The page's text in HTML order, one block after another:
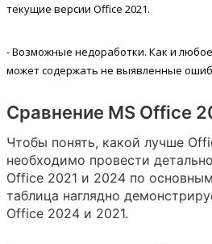
текущие версии Office 2021.
- Возможные недоработки. Как и
может содержать не выявленные
Сравнение MS Office
Чтобы понять, какой лучше
необходимо провести
Office 2021 и 2024 по
таблица наглядно
Office 2024 и 2021.